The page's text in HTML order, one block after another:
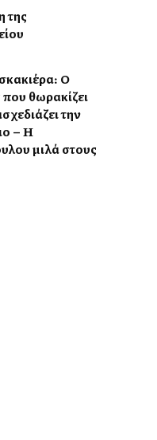
της
Ο
θωρακίζει
την
– Η
μιλά στους